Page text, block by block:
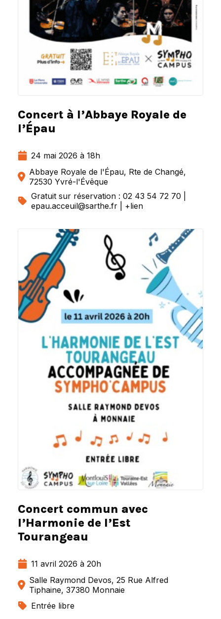
Concert à l’Abbaye Royale de
l’Épau
24 mai 2026 à 18h
Abbaye Royale de l'Épau, Rte de Changé,
72530 Yvré-l'Évêque
Gratuit sur réservation : 02 43 54 72 70 |
epau.acceuil@sarthe.fr | +lien
Concert commun avec
l’Harmonie de l’Est
Tourangeau
11 avril 2026 à 20h
Salle Raymond Devos, 25 Rue Alfred
Tiphaine, 37380 Monnaie
Entrée libre